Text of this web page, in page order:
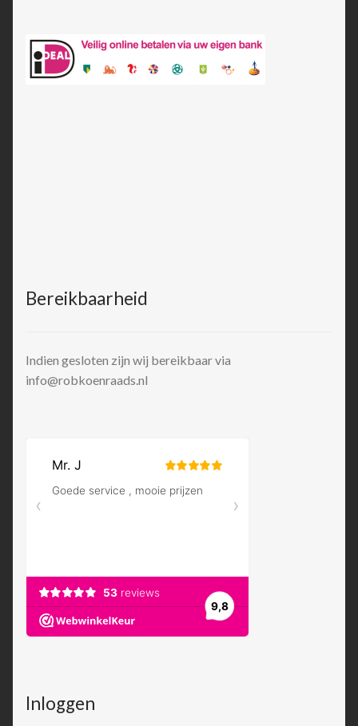
Bereikbaarheid
Indien gesloten zijn wij bereikbaar via
info@robkoenraads.nl
Inloggen